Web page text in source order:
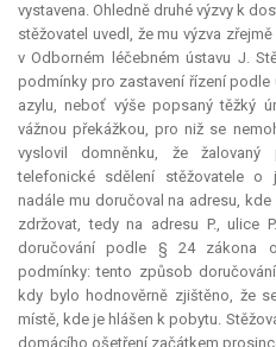
vystavena. Ohledně druhé výzvy k
stěžovatel uvedl, že mu výzva
v Odborném léčebném ústavu J.
podmínky pro zastavení řízení
azylu, neboť výše popsaný těžký
vážnou překážkou, pro niž se
vyslovil domněnku, že
telefonické sdělení stěžovatele o
nadále mu doručoval na adresu,
zdržovat, tedy na adresu P., ulice
doručování podle § 24 zákona
podmínky: tento způsob
kdy bylo hodnověrně zjištěno, že
místě, kde je hlášen k pobytu.
domácího ošetření začátkem